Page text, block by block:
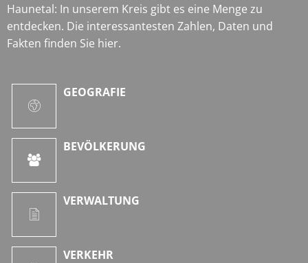
Haunetal: In unserem Kreis gibt es eine Menge zu
entdecken. Die interessantesten Zahlen, Daten und
Fakten finden Sie hier.
GEOGRAFIE
BEVÖLKERUNG
VERWALTUNG
VERKEHR